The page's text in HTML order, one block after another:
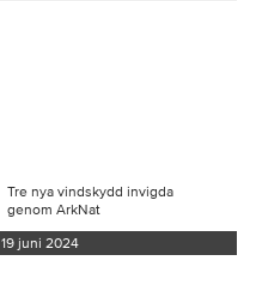
Tre nya vindskydd invigda
genom ArkNat
19 juni 2024